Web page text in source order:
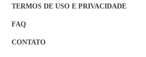
TERMOS DE USO E PRIVACIDADE
FAQ
CONTATO